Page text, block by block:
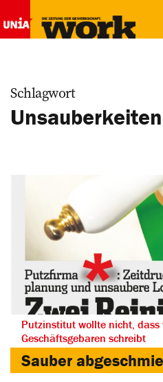
Schlagwort
Unsauberkeiten
Putzinstitut wollte nicht, dass
Geschäftsgebaren schreibt
Sauber